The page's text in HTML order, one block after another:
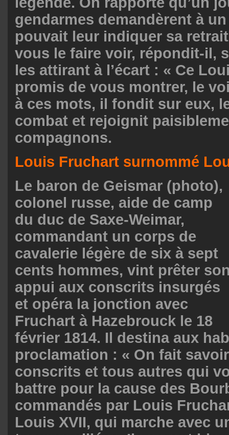
gendarmes demandèrent à un
pouvait leur indiquer sa
vous le faire voir, répondit-il,
les attirant à l’écart : « Ce
promis de vous montrer, le
à ces mots, il fondit sur eux,
combat et rejoignit
compagnons.
Louis Fruchart surnommé
Le baron de Geismar (photo),
colonel russe, aide de camp
du duc de Saxe-Weimar,
commandant un corps de
cavalerie légère de six à sept
cents hommes, vint prêter
appui aux conscrits insurgés
et opéra la jonction avec
Fruchart à Hazebrouck le 18
février 1814. Il destina aux
proclamation : « On fait
conscrits et tous autres qui
battre pour la cause des
commandés par Louis
Louis XVII, qui marche avec